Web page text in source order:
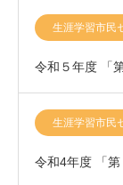
生涯学習市民
令和５年度 「
結果について
生涯学習市民
令和4年度 「